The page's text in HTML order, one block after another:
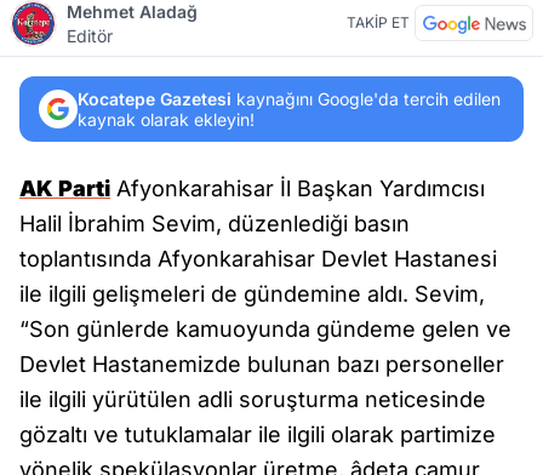
Mehmet Aladağ
Editör
TAKİP ET
Kocatepe Gazetesi kaynağını Google'da tercih edilen
kaynak olarak ekleyin!
AK Parti Afyonkarahisar İl Başkan Yardımcısı
Halil İbrahim Sevim, düzenlediği basın
toplantısında Afyonkarahisar Devlet Hastanesi
ile ilgili gelişmeleri de gündemine aldı. Sevim,
“Son günlerde kamuoyunda gündeme gelen ve
Devlet Hastanemizde bulunan bazı personeller
ile ilgili yürütülen adli soruşturma neticesinde
gözaltı ve tutuklamalar ile ilgili olarak partimize
yönelik spekülasyonlar üretme, âdeta çamur